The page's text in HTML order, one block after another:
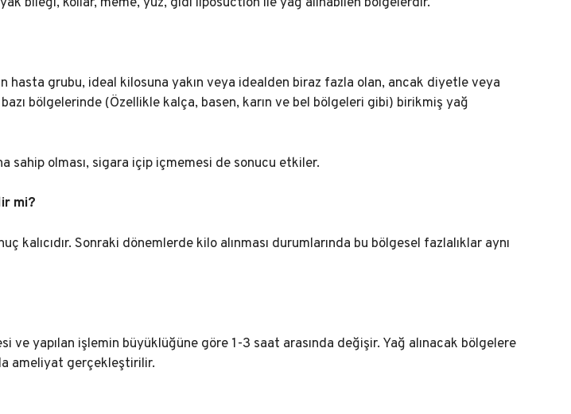
bileği, kollar, meme, yüz, gıdı liposuction ile yağ alınabilen bölgelerdir.
hasta grubu, ideal kilosuna yakın veya idealden biraz fazla olan, ancak diyetle veya
bölgelerinde (Özellikle kalça, basen, karın ve bel bölgeleri gibi) birikmiş yağ
sahip olması, sigara içip içmemesi de sonucu etkiler.
mi?
kalıcıdır. Sonraki dönemlerde kilo alınması durumlarında bu bölgesel fazlalıklar aynı
ve yapılan işlemin büyüklüğüne göre 1-3 saat arasında değişir. Yağ alınacak bölgelere
ameliyat gerçekleştirilir.